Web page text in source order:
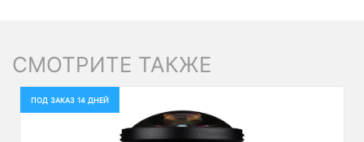
СМОТРИТЕ ТАКЖЕ
ПОД ЗАКАЗ 14 ДНЕЙ